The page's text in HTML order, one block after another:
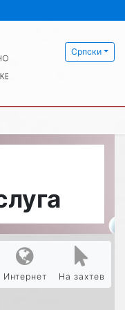
Српски
Интернет На захтев